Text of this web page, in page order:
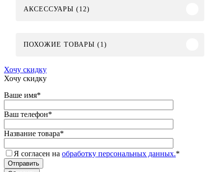
АКСЕССУАРЫ (12)
ПОХОЖИЕ ТОВАРЫ (1)
Хочу скидку
Хочу скидку
Ваше имя*
Ваш телефон*
Название товара*
Я согласен на обработку персональных данных.*